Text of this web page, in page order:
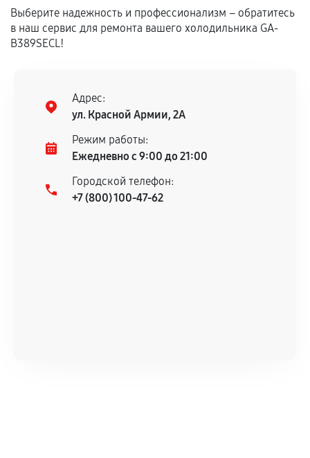
Выберите надежность и профессионализм – обратитесь
в наш сервис для ремонта вашего холодильника GA-
B389SECL!
Адрес:
ул. Красной Армии, 2А
Режим работы:
Ежедневно с 9:00 до 21:00
Городской телефон:
+7 (800) 100-47-62